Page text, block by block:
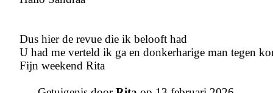
Dus hier de revue die ik belooft had
U had me verteld ik ga en donkerharige man tegen
Fijn weekend Rita